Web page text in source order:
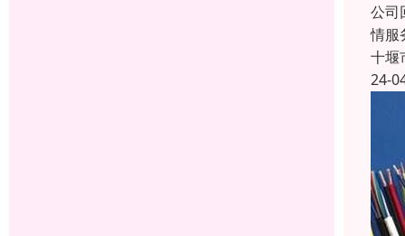
公司
情服
十堰
24-